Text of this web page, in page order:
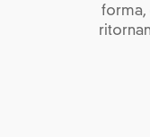
forma,